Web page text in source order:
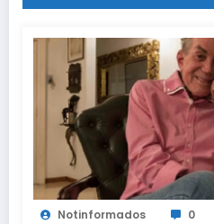
Notinformados 0